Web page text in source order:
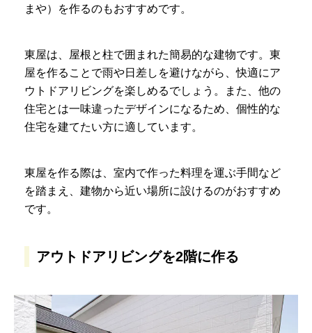
まや）を作るのもおすすめです。
東屋は、屋根と柱で囲まれた簡易的な建物です。東
屋を作ることで雨や日差しを避けながら、快適にア
ウトドアリビングを楽しめるでしょう。また、他の
住宅とは一味違ったデザインになるため、個性的な
住宅を建てたい方に適しています。
東屋を作る際は、室内で作った料理を運ぶ手間など
を踏まえ、建物から近い場所に設けるのがおすすめ
です。
アウトドアリビングを2階に作る